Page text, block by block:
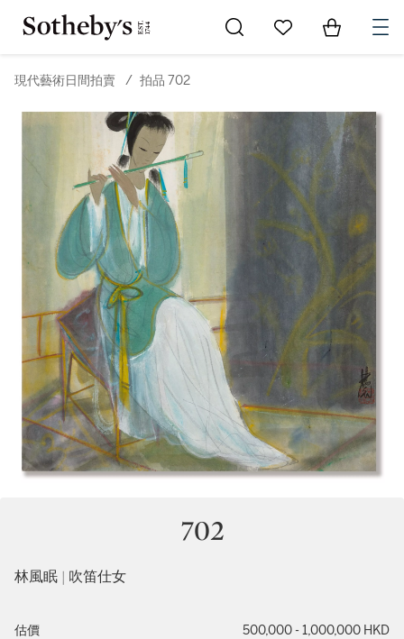
Go to My Favorites
Items in
現代藝術日間拍賣 / 拍品 702
702
林風眠 | 吹笛仕女
估價 500,000 - 1,000,000 HKD